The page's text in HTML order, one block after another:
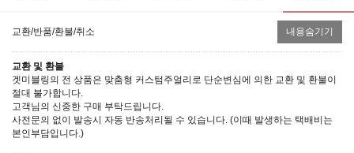
교환/반품/환불/취소 내용숨기기
교환 및 환불
겟미블링의 전 상품은 맞춤형 커스텀주얼리로 단순변심에 의한 교환 및 환불이
절대 불가합니다.
고객님의 신중한 구매 부탁드립니다.
사전문의 없이 발송시 자동 반송처리될 수 있습니다. (이때 발생하는 택배비는
본인부담입니다.)